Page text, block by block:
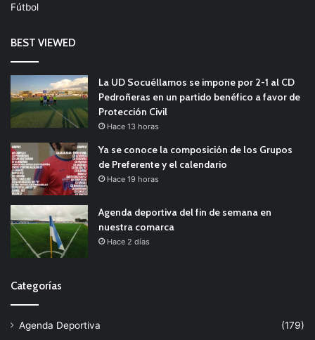
Fútbol
BEST VIEWED
La UD Socuéllamos se impone por 2-1 al CD
Pedroñeras en un partido benéfico a favor de
Protección Civil
Hace 13 horas
Ya se conoce la composición de los Grupos
de Preferente y el calendario
Hace 19 horas
Agenda deportiva del fin de semana en
nuestra comarca
Hace 2 días
Categorías
Agenda Deportiva
(179)